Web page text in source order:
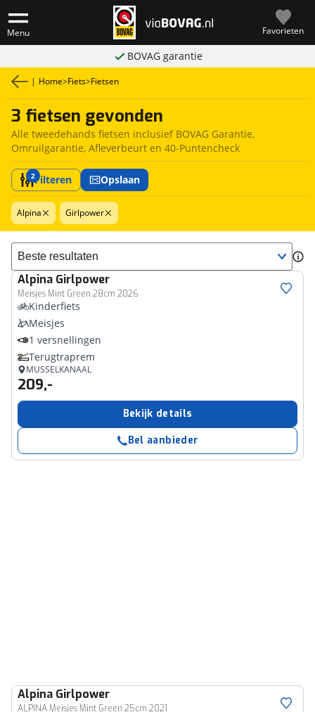
Menu Favorieten
BOVAG garantie
| Home>Fiets>Fietsen
3 fietsen gevonden
Alle tweedehands fietsen inclusief BOVAG Garantie,
Omruilgarantie, Afleverbeurt en 40-Puntencheck
2Filteren Opslaan
Alpina Girlpower
Sorteer resultaten
Alpina Girlpower
Meisjes Mint Green 28cm 2026
Kinderfiets
Meisjes
1 versnellingen
Terugtraprem
MUSSELKANAAL
209,-
Bekijk details
Bel aanbieder
Alpina Girlpower
ALPINA Meisjes Mint Green 25cm 2021